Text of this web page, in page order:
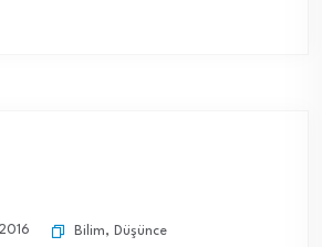
Bilim, Düşünce